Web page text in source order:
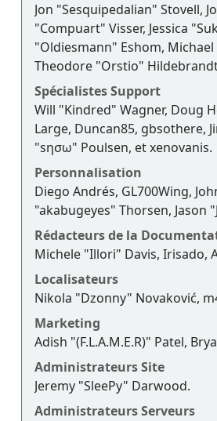
Jon "Sesquipedalian" Stovell,
"Compuart" Visser, Jessica
"Oldiesmann" Eshom,
Theodore "Orstio"
Spécialistes Support
Will "Kindred" Wagner, Doug
Large, Duncan85, gbsothere,
"sησω" Poulsen, et xenovanis.
Personnalisation
Diego Andrés, GL700Wing,
"akabugeyes" Thorsen, Jason
Rédacteurs de la
Michele "Illori" Davis, Irisado,
Localisateurs
Nikola "Dzonny" Novaković,
Marketing
Adish "(F.L.A.M.E.R)" Patel,
Administrateurs Site
Jeremy "SleePy" Darwood.
Administrateurs Serveurs